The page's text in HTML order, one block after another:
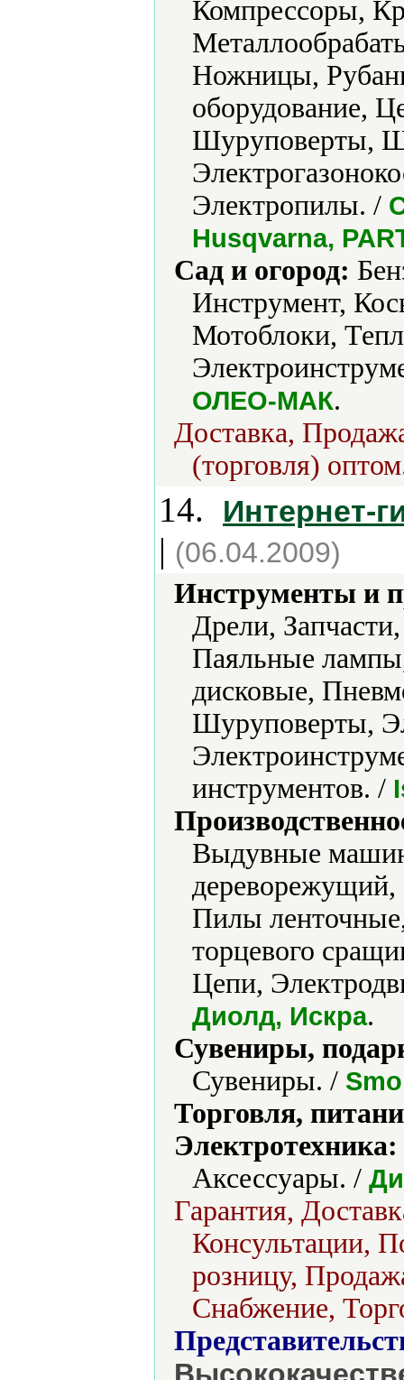
Компрессоры,
Ножницы,
оборудование,
Шуруповерты,
Электропилы. /
Husqvarna,
Сад и огород:
Инструмент,
Мотоблоки,
ОЛЕО-МАК.
Доставка,
(торговля)
14. Интернет-
| (06.04.2009)
Инструменты и
Дрели,
Паяльные
дисковые,
Шуруповерты,
инструментов. /
Выдувные
Пилы
торцевого
Цепи,
Диолд, Искра.
Сувениры,
Сувениры. /
Торговля,
Электротехника:
Аксессуары. /
Гарантия,
Консультации,
розницу,
Снабжение,